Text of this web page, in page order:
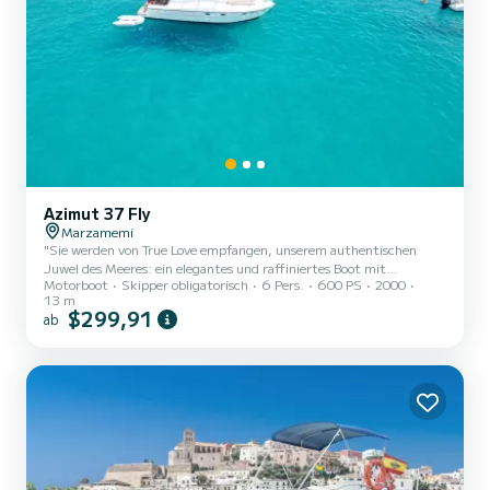
Azimut 37 Fly
Marzamemi
"Sie werden von True Love empfangen, unserem authentischen
Juwel des Meeres: ein elegantes und raffiniertes Boot mit
zeitlosem Charme, das den Romantik und die Eleganz der Damen
des Meeres vergangener Zeiten hervorruft. Harmonische Linien,
sorgfältige Details und eine exklusive Seele machen es zu mehr als
großzügige Räume für maximalen Komfort und Entspannung. Am
Bug er...
Motorboot Skipper obligatorisch 6 Pers. 600 PS
2000
13 m
ab $299,91